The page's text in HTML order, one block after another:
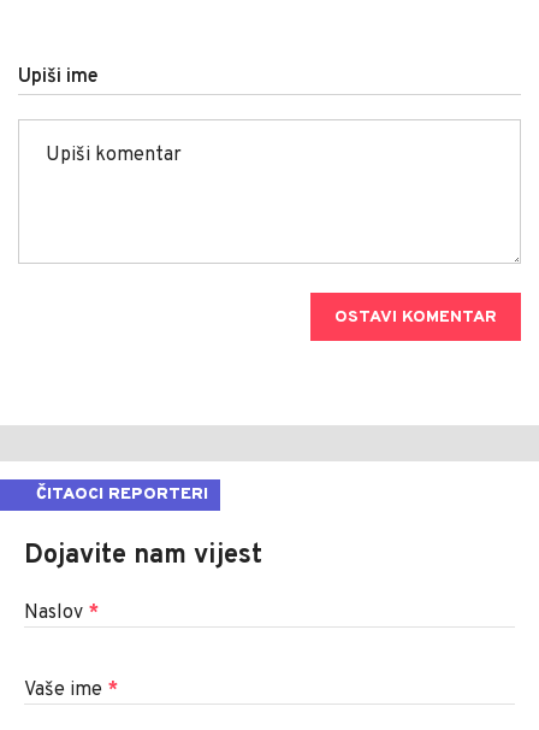
Upiši ime
OSTAVI KOMENTAR
ČITAOCI REPORTERI
Dojavite nam vijest
Naslov *
Vaše ime *